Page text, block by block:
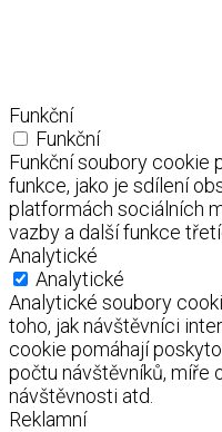
Funkční
Funkční
Funkční soubory cookie
funkce, jako je sdílení
platformách sociálních
vazby a další funkce
Analytické
Analytické
Analytické soubory
toho, jak návštěvníci
cookie pomáhají
počtu návštěvníků, míře
návštěvnosti atd.
Reklamní